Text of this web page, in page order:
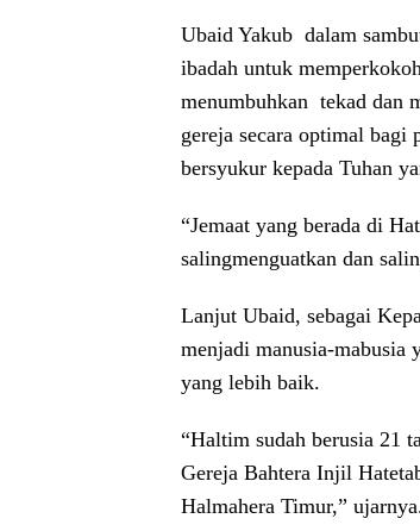
Ubaid Yakub dalam
ibadah untuk
menumbuhkan tekad dan
gereja secara optimal bagi
bersyukur kepada Tuhan
“Jemaat yang berada di
salingmenguatkan dan
Lanjut Ubaid, sebagai
menjadi manusia-mabusia
yang lebih baik.
“Haltim sudah berusia 21
Gereja Bahtera Injil
Halmahera Timur,”